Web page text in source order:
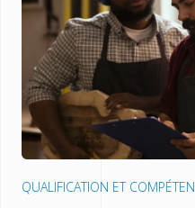
QUALIFICATION ET